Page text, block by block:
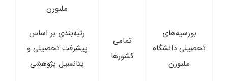
بورسیه‌های
تحصیلی دانشگاه
ملبورن
تمامی
کشورها
ملبورن
رتبه‌بندی بر اساس
پیشرفت تحصیلی و
پتانسیل پژوهشی